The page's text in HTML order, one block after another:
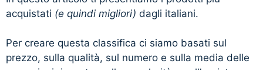
acquistati (e quindi migliori) dagli italiani.
Per creare questa classifica ci siamo basati sul
prezzo, sulla qualità, sul numero e sulla media delle